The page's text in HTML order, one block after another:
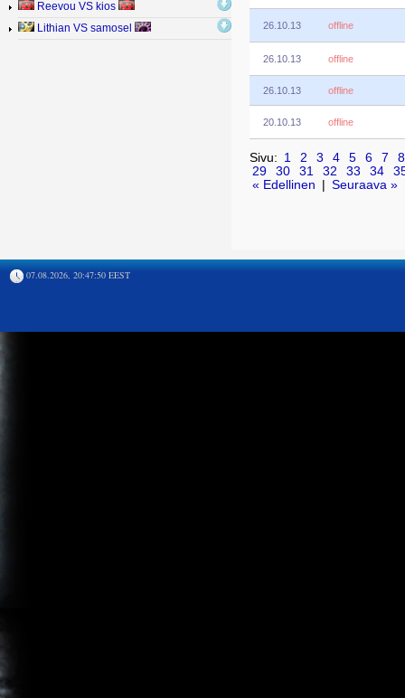
Reevou VS kios
Lithian VS samosel
26.10.13 offline
26.10.13 offline
26.10.13 offline
20.10.13 offline
Sivu: 1 2 3 4 5 6 7
8
29
30 31 32 33 34
« Edellinen
Seuraava »
07.08.2026, 20:47:50 EEST